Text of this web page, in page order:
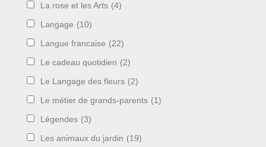
La rose et les Arts (4)
Langage (10)
Langue francaise (22)
Le cadeau quotidien (2)
Le Langage des fleurs (2)
Le métier de grands-parents (1)
Légendes (3)
Les animaux du jardin (19)